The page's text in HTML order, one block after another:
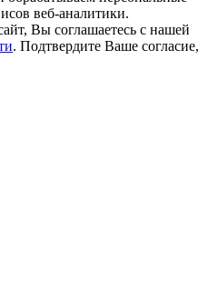
веб-аналитики.
Вы соглашаетесь с нашей
. Подтвердите Ваше согласие,